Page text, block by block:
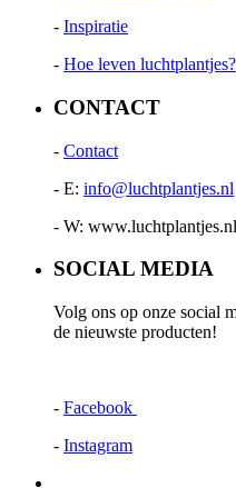
- Inspiratie
- Hoe leven luchtplantjes?
CONTACT
- Contact
- E: info@luchtplantjes.nl
- W: www.luchtplantjes.nl
SOCIAL MEDIA
Volg ons op onze social
de nieuwste producten!
- Facebook
- Instagram